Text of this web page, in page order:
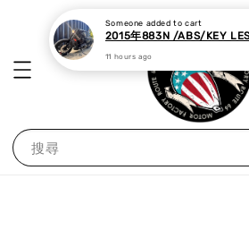
搜尋
Someone added to cart
11 hours ago